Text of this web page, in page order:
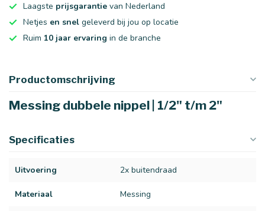
Laagste prijsgarantie van Nederland
Netjes en snel geleverd bij jou op locatie
Ruim 10 jaar ervaring in de branche
Productomschrijving
Messing dubbele nippel | 1/2" t/m 2"
Specificaties
Uitvoering 2x buitendraad
Materiaal Messing